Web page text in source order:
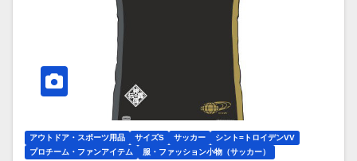
アウトドア・スポーツ用品 サイズS サッカー
シント=トロイデンVV
プロチーム・ファンアイテム
服・ファッション小物（サッカー）